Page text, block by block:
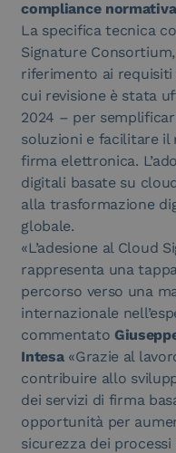
compliance
La specifica tecnica
Signature
riferimento ai requisiti
cui revisione è stata
2024 – per
soluzioni e facilitare
firma elettronica.
digitali basate su
alla trasformazione
globale.
«L’adesione al Cloud
rappresenta una
percorso verso una
internazionale
commentato
Intesa«Grazie al
contribuire allo
dei servizi di firma
opportunità per
sicurezza dei